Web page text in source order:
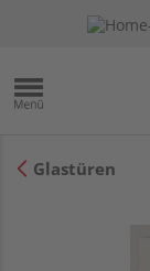
Glastüren